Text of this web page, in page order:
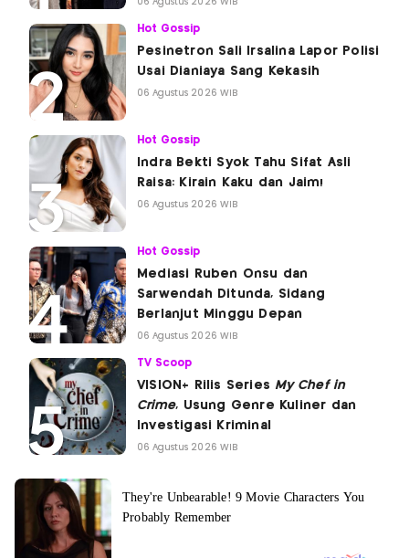
06 Agustus 2026 WIB
Hot Gossip
Pesinetron Sali Irsalina Lapor Polisi
Usai Dianiaya Sang Kekasih
06 Agustus 2026 WIB
Hot Gossip
Indra Bekti Syok Tahu Sifat Asli
Raisa: Kirain Kaku dan Jaim!
06 Agustus 2026 WIB
Hot Gossip
Mediasi Ruben Onsu dan
Sarwendah Ditunda, Sidang
Berlanjut Minggu Depan
06 Agustus 2026 WIB
TV Scoop
VISION+ Rilis Series My Chef in
Crime, Usung Genre Kuliner dan
Investigasi Kriminal
06 Agustus 2026 WIB